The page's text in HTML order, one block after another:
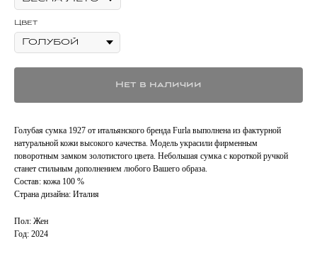
Цвет
Нет в наличии
Голубая сумка 1927 от итальянского бренда Furla выполнена из фактурной
натуральной кожи высокого качества. Модель украсили фирменным
поворотным замком золотистого цвета. Небольшая сумка с короткой ручкой
станет стильным дополнением любого Вашего образа.
Состав: кожа 100 %
Страна дизайна: Италия
Пол: Жен
Год: 2024